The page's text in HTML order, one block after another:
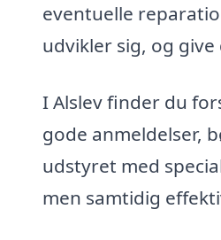
eventuelle
udvikler sig, og
I Alslev finder du
gode anmeldelser,
udstyret med
men samtidig